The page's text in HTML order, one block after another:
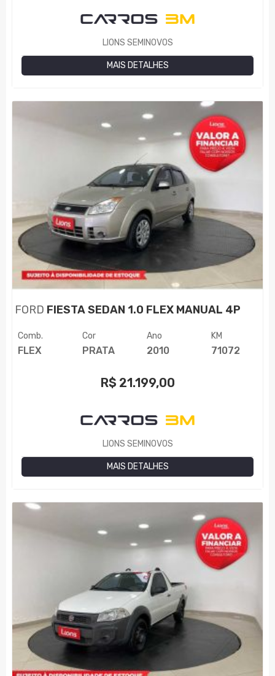
LIONS SEMINOVOS
MAIS DETALHES
FORD FIESTA SEDAN 1.0 FLEX MANUAL 4P
Comb.
FLEX
Cor
PRATA
Ano
2010
KM
71072
R$ 21.199,00
LIONS SEMINOVOS
MAIS DETALHES